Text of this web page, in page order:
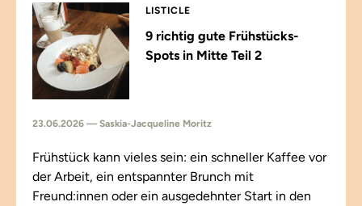
LISTICLE
9 richtig gute Frühstücks-
Spots in Mitte Teil 2
23.06.2026 — Saskia-Jacqueline Moritz
Frühstück kann vieles sein: ein schneller Kaffee vor
der Arbeit, ein entspannter Brunch mit
Freund:innen oder ein ausgedehnter Start in den